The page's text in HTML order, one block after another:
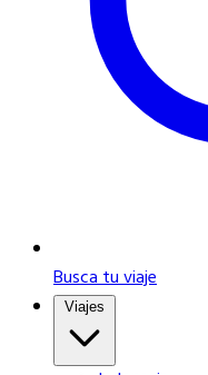
Busca tu viaje